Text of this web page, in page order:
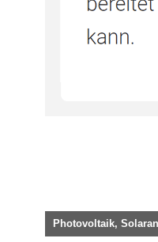
Photovoltaik,